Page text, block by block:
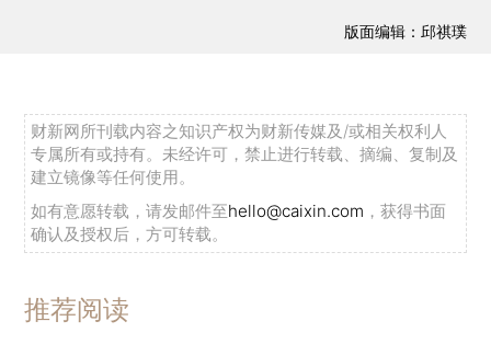
版面编辑：邱祺璞
财新网所刊载内容之知识产权为财新传媒及/或相关权利人
专属所有或持有。未经许可，禁止进行转载、摘编、复制及
建立镜像等任何使用。
如有意愿转载，请发邮件至hello@caixin.com ，获得书面
确认及授权后，方可转载。
推荐阅读